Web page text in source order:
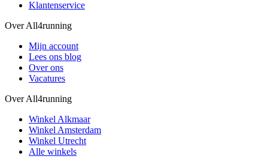
Klantenservice
Over All4running
Mijn account
Lees ons blog
Over ons
Vacatures
Over All4running
Winkel Alkmaar
Winkel Amsterdam
Winkel Utrecht
Alle winkels